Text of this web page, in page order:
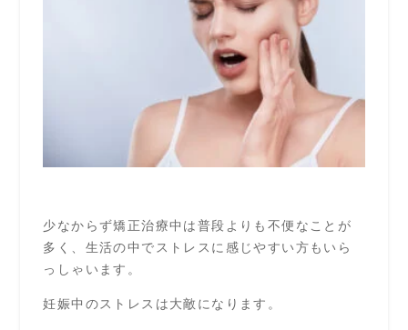
少なからず矯正治療中は普段よりも不便なことが
多く、生活の中でストレスに感じやすい方もいら
っしゃいます。
妊娠中のストレスは大敵になります。